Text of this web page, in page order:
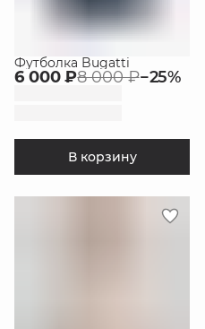
Футболка Bugatti
6 000 ₽8 000 ₽−25%
В корзину